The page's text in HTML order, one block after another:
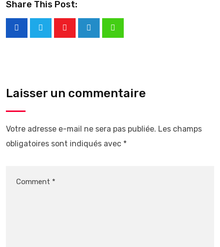
Share This Post:
Laisser un commentaire
Votre adresse e-mail ne sera pas publiée. Les champs
obligatoires sont indiqués avec *